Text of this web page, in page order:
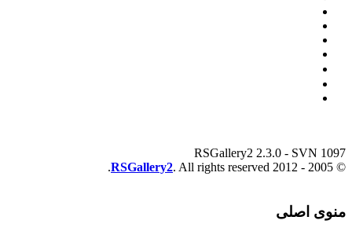
RSGallery2 2.3.0 - SVN 1097
© 2005 - 2012
RSGallery2. All rights reserved.
منوی اصلی